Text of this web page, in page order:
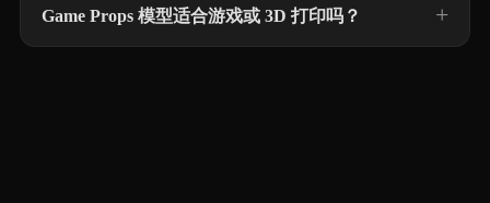
Game Props 模型适合游戏或 3D 打印吗？